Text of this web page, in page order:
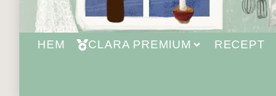
HEM CLARA PREMIUM RECEPT